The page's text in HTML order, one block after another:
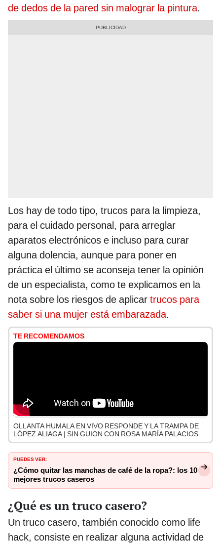
de dedos de la pared sin malograr la pintura.
Los hay de todo tipo, trucos para la limpieza,
para el cuidado personal, para arreglar
aparatos electrónicos e incluso para curar
alguna dolencia, aunque para poner en
práctica el último se aconseja tener la opinión
de un especialista, como te explicamos en la
nota sobre los riesgos de aplicar trucos para
saber si una mujer está embarazada.
TE RECOMENDAMOS
OLLANTA HUMALA EN VIVO RESPONDE Y LA TRAMPA DE
LÓPEZ ALIAGA | SIN GUION CON ROSA MARÍA PALACIOS
PUEDES VER:
¿Cómo quitar las manchas de café de la ropa?: los 10
mejores trucos caseros
¿Qué es un truco casero?
Un truco casero, también conocido como life
hack, consiste en realizar alguna actividad de